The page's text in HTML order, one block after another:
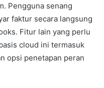
Pengguna senang
faktur secara langsung
Fitur lain yang perlu
cloud ini termasuk
opsi penetapan peran